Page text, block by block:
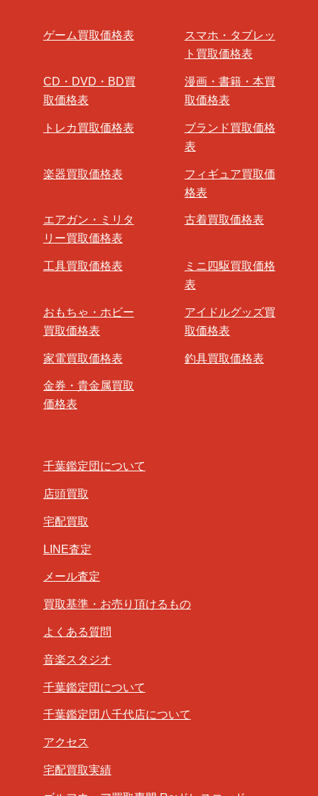
ゲーム買取価格表
スマホ・タブレッ
ト買取価格表
CD・DVD・BD買
取価格表
漫画・書籍・本買
取価格表
トレカ買取価格表
ブランド買取価格
表
楽器買取価格表
フィギュア買取価
格表
エアガン・ミリタ
リー買取価格表
古着買取価格表
工具買取価格表
ミニ四駆買取価格
表
おもちゃ・ホビー
買取価格表
アイドルグッズ買
取価格表
家電買取価格表 釣具買取価格表
金券・貴金属買取
価格表
千葉鑑定団について
店頭買取
宅配買取
LINE査定
メール査定
買取基準・お売り頂けるもの
よくある質問
音楽スタジオ
千葉鑑定団について
千葉鑑定団八千代店について
アクセス
宅配買取実績